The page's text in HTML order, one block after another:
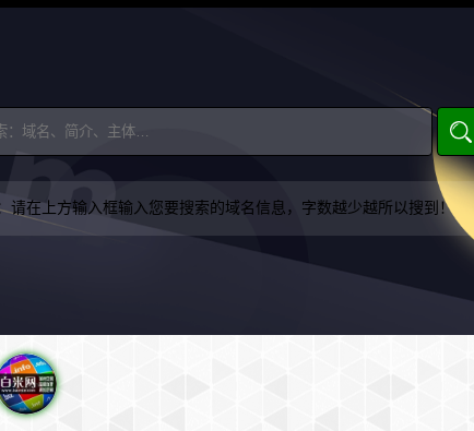
请在上方输入框输入您要搜索的域名信息，字数越少越所以搜到！